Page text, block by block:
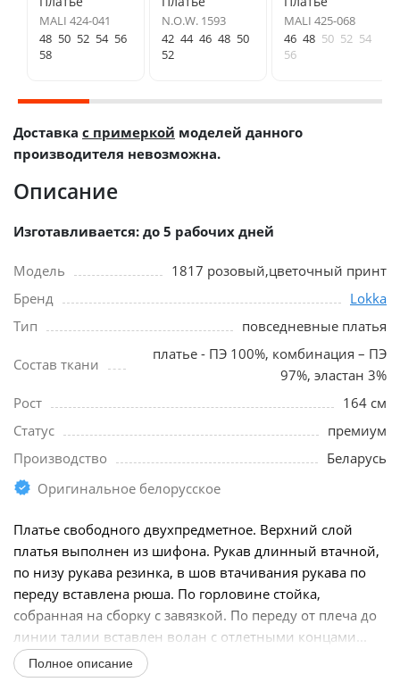
MALI 424-041
48 50 52 54 56
58
N.O.W. 1593
42 44 46 48 50
52
MALI 425-068
46 48 50 52 54
56
Доставка с примеркой моделей данного
производителя невозможна.
Описание
Изготавливается: до 5 рабочих дней
Модель
1817 розовый,цветочный принт
Бренд
Lokka
Тип
повседневные платья
Состав ткани
платье - ПЭ 100%, комбинация – ПЭ
97%, эластан 3%
Рост
164 см
Статус
премиум
Производство
Беларусь
Оригинальное белорусское
Платье свободного двухпредметное. Верхний слой
платья выполнен из шифона. Рукав длинный втачной,
по низу рукава резинка, в шов втачивания рукава по
переду вставлена рюша. По горловине стойка,
собранная на сборку с завязкой. По переду от плеча до
линии талии вставлен волан с отлетными концами...
Полное описание